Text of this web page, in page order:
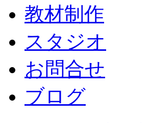
教材制作
スタジオ
お問合せ
ブログ